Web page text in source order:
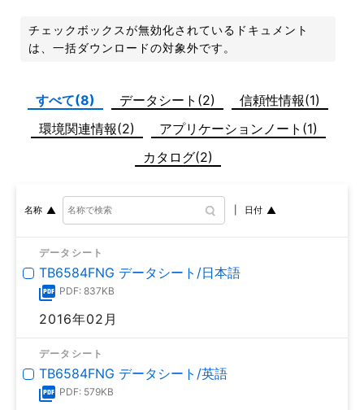
チェックボックスが無効化されているドキュメント
は、一括ダウンロードの対象外です。
すべて(8) データシート(2)
信頼性情報(1)
環境関連情報(2)
アプリケーションノート(1)
カタログ(2)
名称 日付
データシート
TB6584FNG データシート/日本語
PDF: 837KB
2016年02月
データシート
TB6584FNG データシート/英語
PDF: 579KB